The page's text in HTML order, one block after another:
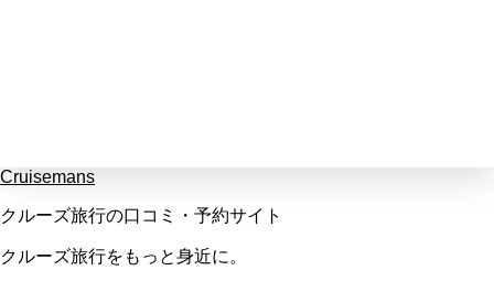
Cruisemans
クルーズ旅行の口コミ・予約サイト
クルーズ旅行をもっと身近に。